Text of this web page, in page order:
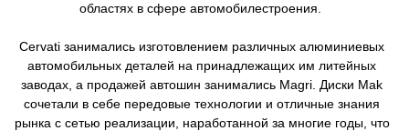
областях в сфере автомобилестроения.
Cervati занимались изготовлением различных алюминиевых
автомобильных деталей на принадлежащих им литейных
заводах, а продажей автошин занимались Magri. Диски Mak
сочетали в себе передовые технологии и отличные знания
рынка с сетью реализации, наработанной за многие годы, что